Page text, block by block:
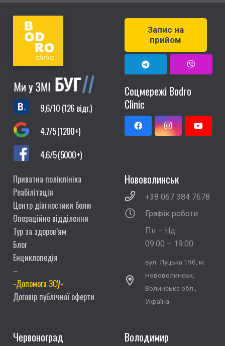
9,6/10 (126 відг.)
4.7/5 (1200+)
4.6/5 (5000+)
Запис на
прийом
Соцмережі Bodro
Clinic
Приватна поліклініка
Реабілітація
Центр діагностики болю
Операційне відділення
Тур за здоров’ям
Блог
Енциклопедія
–
-Допомога ЗСУ-
Договір публічної оферти
Нововолинськ
+38 067 384 7678
Графік роботи:
Пн – Нд
09:00 – 19:00
вул. Луцька 19б, м.
Нововолинськ,
Волинська обл.,
Україна
Червоноград Володимир